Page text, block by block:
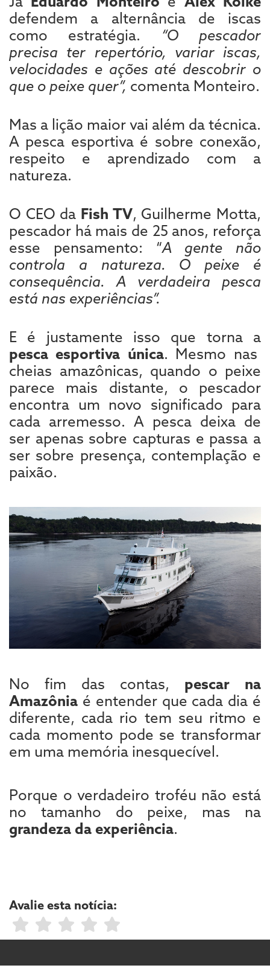
defendem a alternância de iscas
como estratégia. “O pescador
precisa ter repertório, variar iscas,
velocidades e ações até descobrir o
que o peixe quer”, comenta Monteiro.
Mas a lição maior vai além da técnica.
A pesca esportiva é sobre conexão,
respeito e aprendizado com a
natureza.
O CEO da Fish TV, Guilherme Motta,
pescador há mais de 25 anos, reforça
esse pensamento: “A gente não
controla a natureza. O peixe é
consequência. A verdadeira pesca
está nas experiências”.
E é justamente isso que torna a
pesca esportiva única. Mesmo nas
cheias amazônicas, quando o peixe
parece mais distante, o pescador
encontra um novo significado para
cada arremesso. A pesca deixa de
ser apenas sobre capturas e passa a
ser sobre presença, contemplação e
paixão.
No fim das contas, pescar na
Amazônia é entender que cada dia é
diferente, cada rio tem seu ritmo e
cada momento pode se transformar
em uma memória inesquecível.
Porque o verdadeiro troféu não está
no tamanho do peixe, mas na
grandeza da experiência.
Avalie esta notícia: